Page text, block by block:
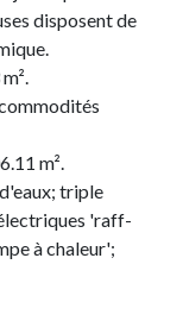
disposent de
m².
triple
'raff-
à chaleur';